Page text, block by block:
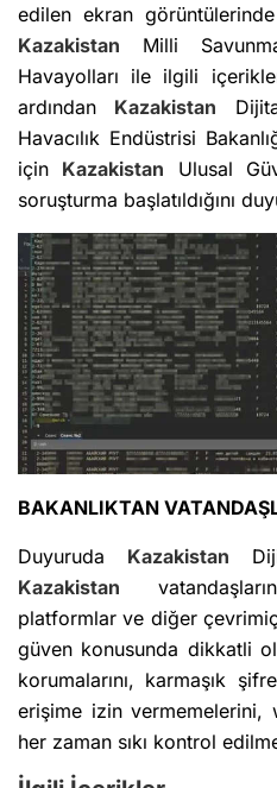
edilen ekran
Kazakistan Milli
Havayolları ile ilgili
ardından Kazakistan
Havacılık Endüstrisi
için Kazakistan Ulusal
soruşturma başlatıldığını
BAKANLIKTAN
Duyuruda Kazakistan
Kazakistan
platformlar ve diğer
güven konusunda dikkatli
korumalarını, karmaşık
erişime izin vermemelerini,
her zaman sıkı kontrol